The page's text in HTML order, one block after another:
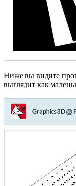
Ниже вы видите
выглядит как